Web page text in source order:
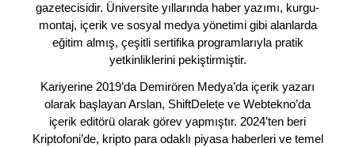
gazetecisidir. Üniversite yıllarında haber yazımı, kurgu-
montaj, içerik ve sosyal medya yönetimi gibi alanlarda
eğitim almış, çeşitli sertifika programlarıyla pratik
yetkinliklerini pekiştirmiştir.
Kariyerine 2019’da Demirören Medya’da içerik yazarı
olarak başlayan Arslan, ShiftDelete ve Webtekno’da
içerik editörü olarak görev yapmıştır. 2024’ten beri
Kriptofoni’de, kripto para odaklı piyasa haberleri ve temel